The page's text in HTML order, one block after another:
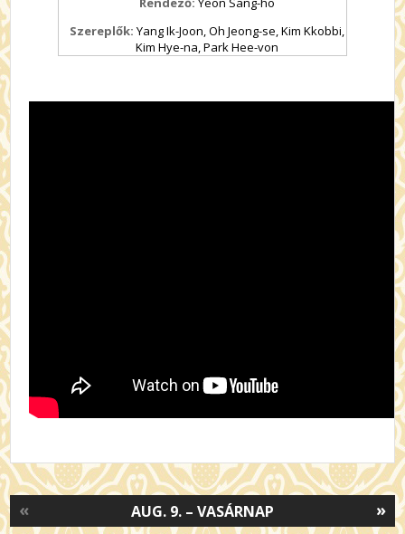
Szereplők: Yang Ik-Joon, Oh Jeong-se, Kim Kkobbi,
Kim Hye-na, Park Hee-von
»
AUG. 9. – VASÁRNAP
«